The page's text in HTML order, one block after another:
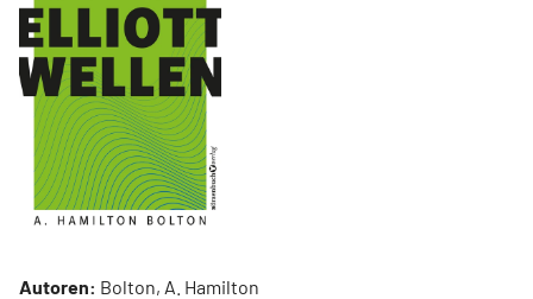
Autoren: Bolton, A. Hamilton